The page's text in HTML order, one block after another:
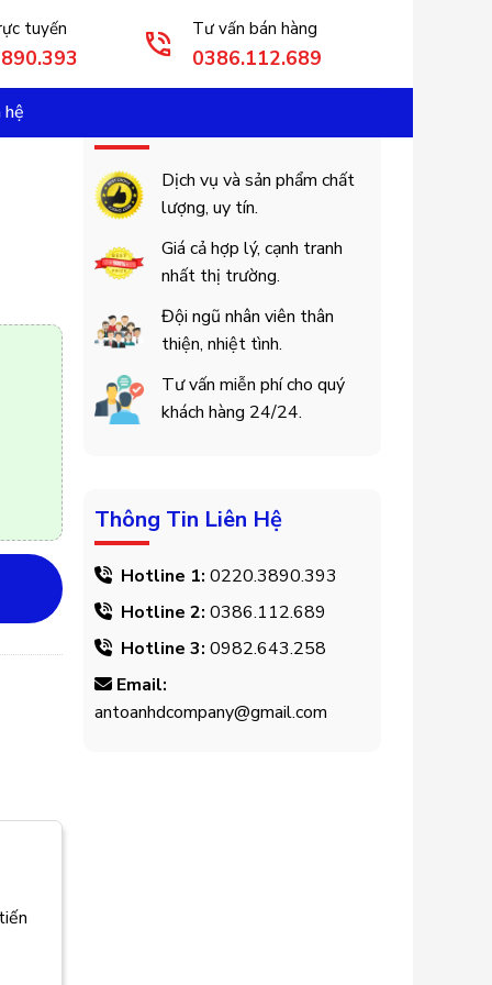
tuyến Tư vấn bán hàng
0386.112.689
hệ
Dịch vụ và sản phẩm chất
lượng, uy tín.
Giá cả hợp lý, cạnh tranh
nhất thị trường.
Đội ngũ nhân viên thân
thiện, nhiệt tình.
Tư vấn miễn phí cho quý
khách hàng 24/24.
Thông Tin Liên Hệ
Hotline 1: 0220.3890.393
Hotline 2: 0386.112.689
Hotline 3: 0982.643.258
Email:
antoanhdcompany@gmail.com